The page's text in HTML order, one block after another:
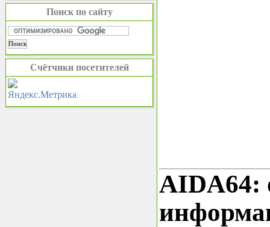
Поиск по сайту
Счётчики посетителей
AIDA64: